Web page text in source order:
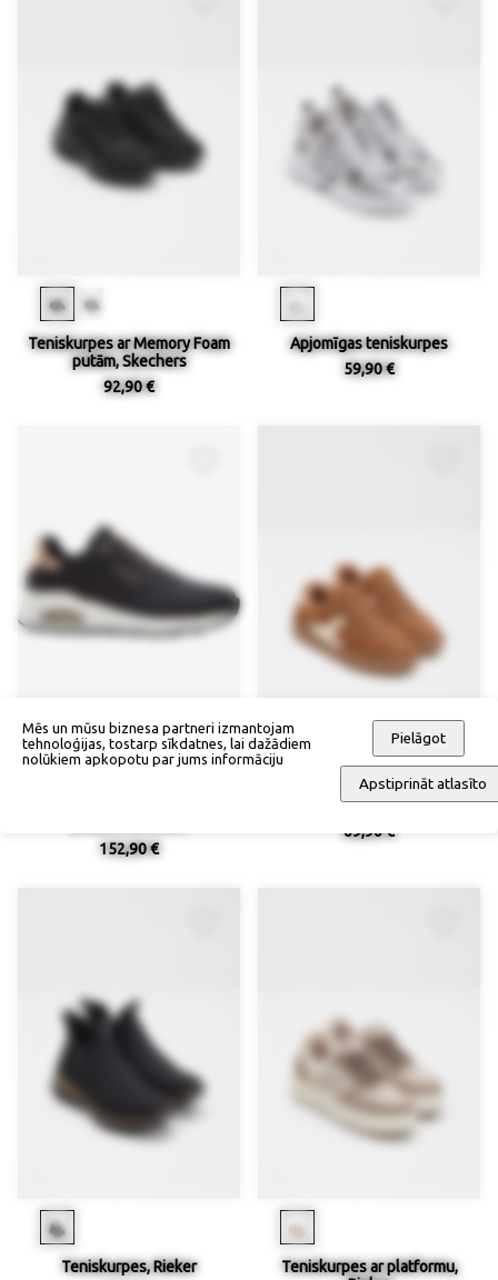
Teniskurpes ar Memory Foam
putām, Skechers
92,90 €
Apjomīgas teniskurpes
59,90 €
152,90 €
Teniskurpes
69,90 €
Teniskurpes, Rieker
Teniskurpes ar platformu,
Mēs un mūsu biznesa partneri izmantojam
tehnoloģijas, tostarp sīkdatnes, lai dažādiem
nolūkiem apkopotu par jums informāciju
Pielāgot
Apstiprināt atlasīto